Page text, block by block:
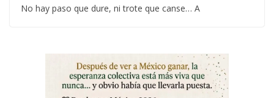
No hay paso que dure, ni trote que canse… A